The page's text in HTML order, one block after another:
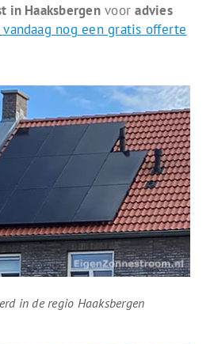
in Haaksbergenvooradvies
vandaag nog een gratis offerte
in de regio Haaksbergen